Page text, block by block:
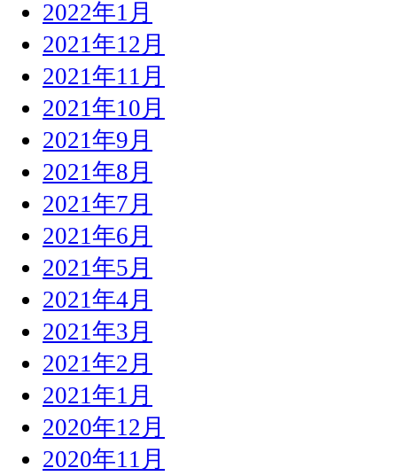
2022年1月
2021年12月
2021年11月
2021年10月
2021年9月
2021年8月
2021年7月
2021年6月
2021年5月
2021年4月
2021年3月
2021年2月
2021年1月
2020年12月
2020年11月